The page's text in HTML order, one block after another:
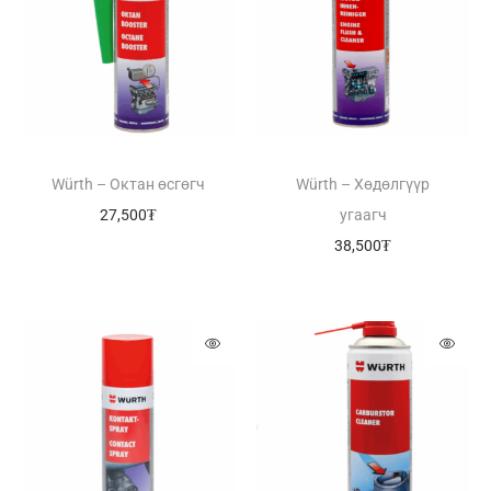
Würth – Октан өсгөгч
27,500₮
Würth – Хөдөлгүүр
угаагч
38,500₮